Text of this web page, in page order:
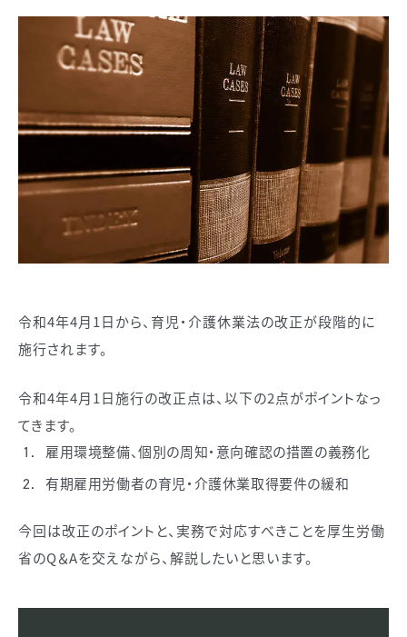
令和4年4月1日から、育児・介護休業法の改正が段階的に
施行されます。
令和4年4月1日施行の改正点は、以下の2点がポイントなっ
てきます。
雇用環境整備、個別の周知・意向確認の措置の義務化
有期雇用労働者の育児・介護休業取得要件の緩和
今回は改正のポイントと、実務で対応すべきことを厚生労働
省のQ＆Aを交えながら、解説したいと思います。